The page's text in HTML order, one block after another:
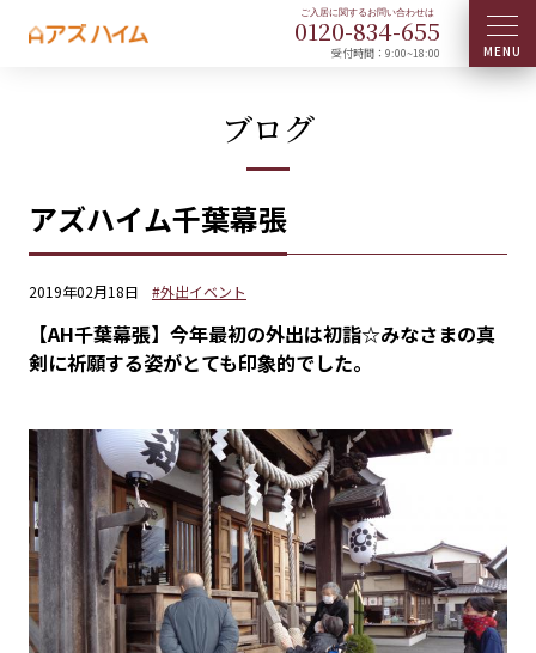
0120-834-655
受付時間：9:00~18:00
ブログ
アズハイム千葉幕張
2019年02月18日 #外出イベント
【AH千葉幕張】今年最初の外出は初詣☆みなさまの真
剣に祈願する姿がとても印象的でした。